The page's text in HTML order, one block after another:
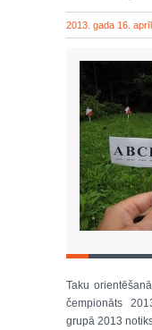
2013. gada 16.
Taku
čempionāts
grupā 2013